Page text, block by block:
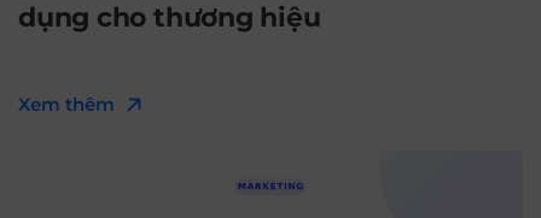
dụng cho thương hiệu
Xem thêm